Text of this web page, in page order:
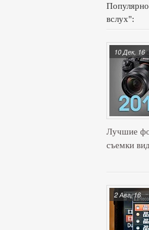
вслух":
Лучшие
съемки
10 Дек, 16
2 Авг, 16